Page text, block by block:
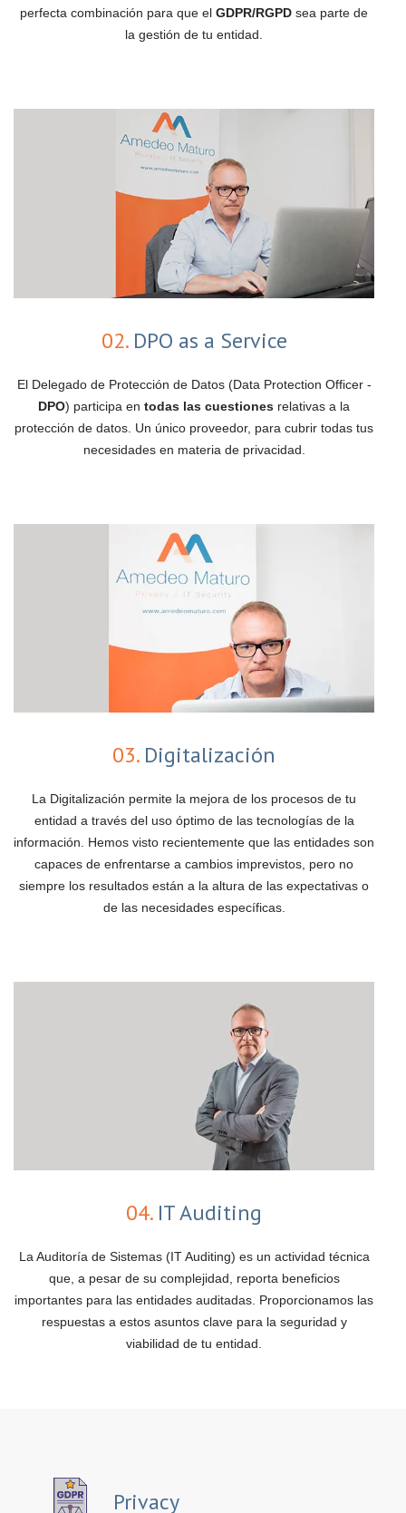
perfecta combinación para que el GDPR/RGPD sea parte de
la gestión de tu entidad.
02.DPO as a Service
El Delegado de Protección de Datos (Data Protection Officer -
DPO) participa en todas las cuestiones relativas a la
protección de datos. Un único proveedor, para cubrir todas tus
necesidades en materia de privacidad.
03.Digitalización
La Digitalización permite la mejora de los procesos de tu
entidad a través del uso óptimo de las tecnologías de la
información. Hemos visto recientemente que las entidades son
capaces de enfrentarse a cambios imprevistos, pero no
siempre los resultados están a la altura de las expectativas o
de las necesidades específicas.
04.IT Auditing
La Auditoría de Sistemas (IT Auditing) es un actividad técnica
que, a pesar de su complejidad, reporta beneficios
importantes para las entidades auditadas. Proporcionamos las
respuestas a estos asuntos clave para la seguridad y
viabilidad de tu entidad.
Privacy